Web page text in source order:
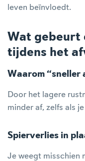
leven beïnvloedt.
Wat gebeurt
tijdens het
Waarom
Door het lagere
minder af, zelfs als
Spierverlies in
Je weegt misschien